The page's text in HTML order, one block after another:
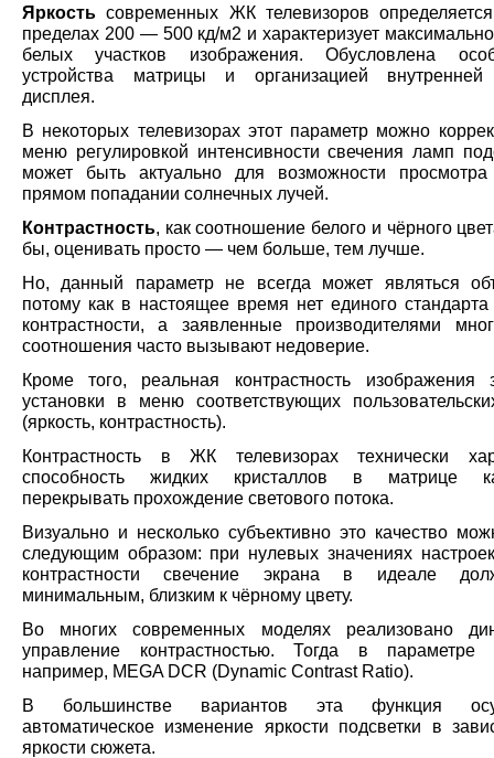
Яркость современных ЖК телевизоров
пределах 200 — 500 кд/м2 и характеризует
белых участков изображения. Обусловлена
устройства матрицы и организацией внутренней
дисплея.
В некоторых телевизорах этот параметр можно
меню регулировкой интенсивности свечения ламп
может быть актуально для возможности
прямом попадании солнечных лучей.
Контрастность, как соотношение белого и чёрного
бы, оценивать просто — чем больше, тем лучше.
Но, данный параметр не всегда может являться
потому как в настоящее время нет единого
контрастности, а заявленные производителями
соотношения часто вызывают недоверие.
Кроме того, реальная контрастность изображения
установки в меню соответствующих
(яркость, контрастность).
Контрастность в ЖК телевизорах технически
способность жидких кристаллов в матрице
перекрывать прохождение светового потока.
Визуально и несколько субъективно это качество
следующим образом: при нулевых значениях
контрастности свечение экрана в идеале
минимальным, близким к чёрному цвету.
Во многих современных моделях реализовано
управление контрастностью. Тогда в параметре
например, MEGA DCR (Dynamic Contrast Ratio).
В большинстве вариантов эта функция
автоматическое изменение яркости подсветки в
яркости сюжета.